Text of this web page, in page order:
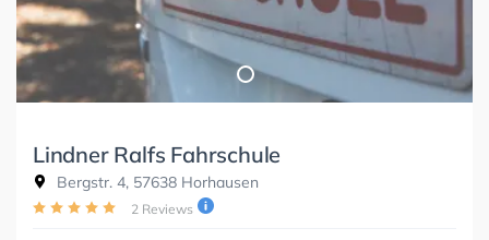
Lindner Ralfs Fahrschule
Bergstr. 4, 57638 Horhausen
2 Reviews